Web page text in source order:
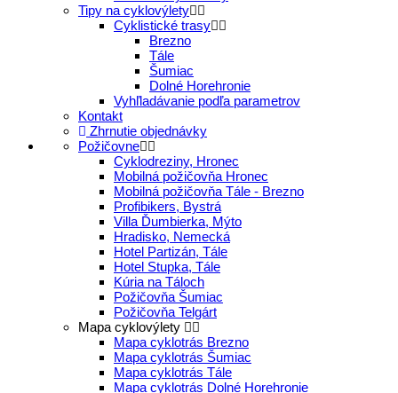
Tipy na cyklovýlety
Cyklistické trasy
Brezno
Tále
Šumiac
Dolné Horehronie
Vyhľladávanie podľa parametrov
Kontakt
Zhrnutie objednávky
Požičovne
Cyklodreziny, Hronec
Mobilná požičovňa Hronec
Mobilná požičovňa Tále - Brezno
Profibikers, Bystrá
Villa Ďumbierka, Mýto
Hradisko, Nemecká
Hotel Partizán, Tále
Hotel Stupka, Tále
Kúria na Táloch
Požičovňa Šumiac
Požičovňa Telgárt
Mapa cyklovýlety
Mapa cyklotrás Brezno
Mapa cyklotrás Šumiac
Mapa cyklotrás Tále
Mapa cyklotrás Dolné Horehronie